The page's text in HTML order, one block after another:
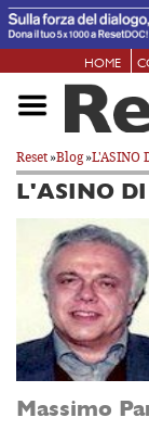
HOME
Reset»Blog»L'ASINO
L'ASINO
Massimo